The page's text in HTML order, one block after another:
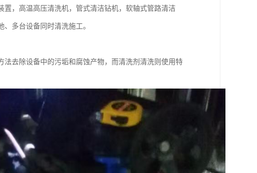
，高温高压清洗机，管式清洁钻机，软轴式管路清洁
多台设备同时清洗施工。
去除设备中的污垢和腐蚀产物，而清洗剂清洗则使用特